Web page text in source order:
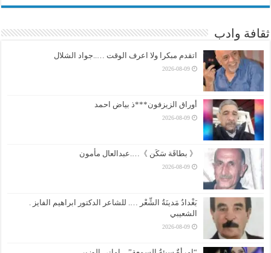
ثقافة وادب
اتقدم مبكرا ولا اعرف الوقت …..جواد الشلال
2026-08-09
أوراق الزيزفون***ذ بياض احمد
2026-08-09
《 بطاقَة سَكَن 》….عبدالعال مأمون
2026-08-09
بَغْدادُ مَدينَةُ الشِّعْر …. للشاعر الدكتور ابراهيم الفايز .
الشعيبي
2026-08-09